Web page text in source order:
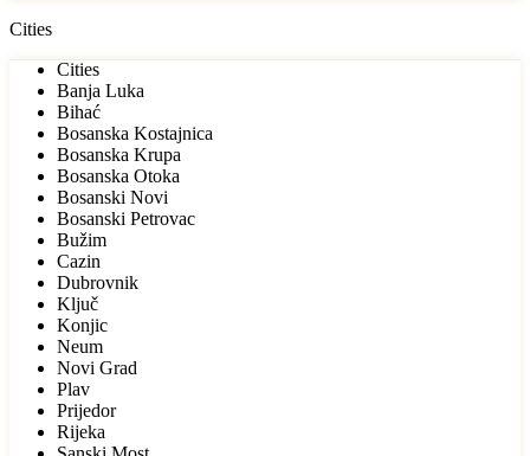
Cities
Cities
Banja Luka
Bihać
Bosanska Kostajnica
Bosanska Krupa
Bosanska Otoka
Bosanski Novi
Bosanski Petrovac
Bužim
Cazin
Dubrovnik
Ključ
Konjic
Neum
Novi Grad
Plav
Prijedor
Rijeka